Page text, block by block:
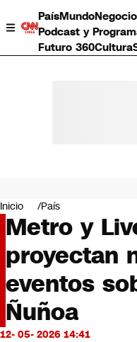
PaísMundo
Podcast y
Futuro 360Cultura
Negocios
Deportes
Programas completos
Cultura
Servicios
Bits
CNN Data
CNN tiempo
Futuro 360
Inicio País
Metro y
proyectan
eventos
Ñuñoa
12- 05- 2026 14:41